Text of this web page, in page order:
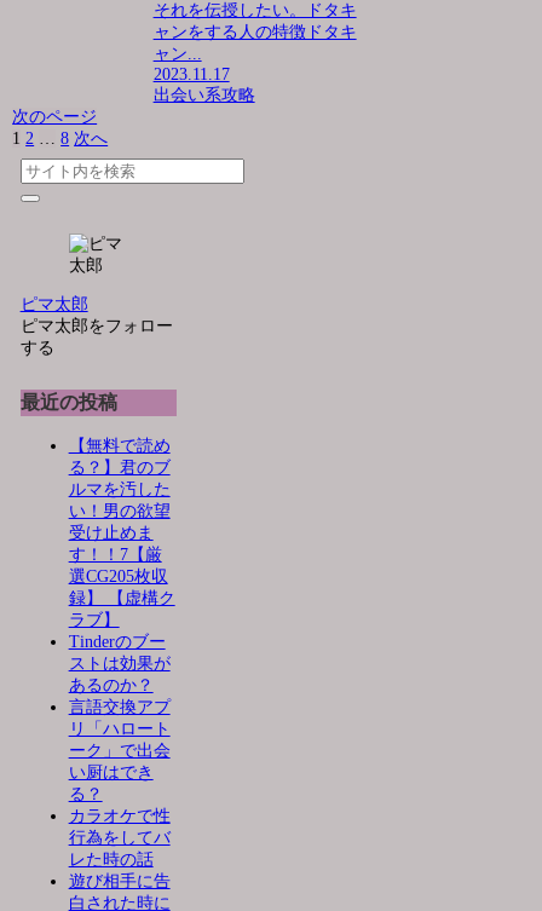
それを伝授したい。ドタキ
ャンをする人の特徴ドタキ
ャン...
2023.11.17
出会い系攻略
次のページ
1 2 … 8 次へ
ピマ太郎
ピマ太郎をフォロー
する
最近の投稿
【無料で読め
る？】君のブ
ルマを汚した
い！男の欲望
受け止めま
す！！7【厳
選CG205枚収
録】 【虚構ク
ラブ】
Tinderのブー
ストは効果が
あるのか？
言語交換アプ
リ「ハロート
ーク」で出会
い厨はでき
る？
カラオケで性
行為をしてバ
レた時の話
遊び相手に告
白された時に